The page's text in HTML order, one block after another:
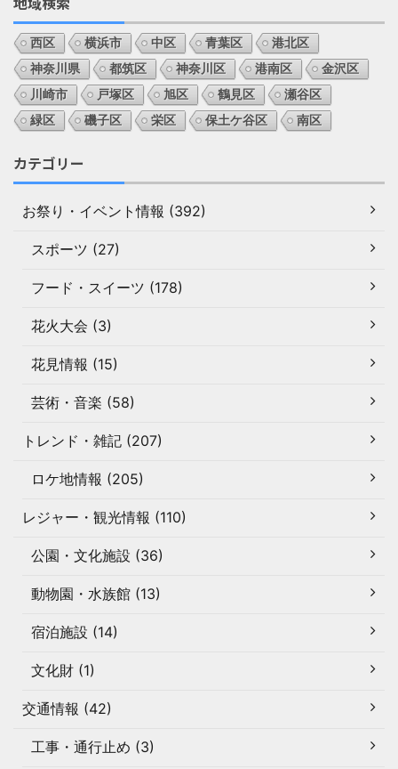
西区 横浜市 中区 青葉区
港北区
神奈川県
都筑区 神奈川区 港南区
金沢区
川崎市
戸塚区 旭区 鶴見区
瀬谷区
緑区
磯子区 栄区 保土ケ谷区 南区
カテゴリー
お祭り・イベント情報 (392)
スポーツ (27)
フード・スイーツ (178)
花火大会 (3)
花見情報 (15)
芸術・音楽 (58)
トレンド・雑記 (207)
ロケ地情報 (205)
レジャー・観光情報 (110)
公園・文化施設 (36)
動物園・水族館 (13)
宿泊施設 (14)
文化財 (1)
交通情報 (42)
工事・通行止め (3)